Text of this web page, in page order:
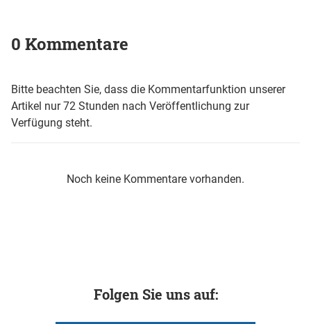
0 Kommentare
Bitte beachten Sie, dass die Kommentarfunktion unserer
Artikel nur 72 Stunden nach Veröffentlichung zur
Verfügung steht.
Noch keine Kommentare vorhanden.
Folgen Sie uns auf: